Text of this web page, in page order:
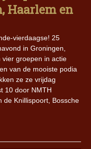
Haarlem en
vierdaagse! 25
in Groningen,
groepen in actie
van de mooiste podia
ze ze vrijdag
10 door NMTH
de Knillispoort, Bossche